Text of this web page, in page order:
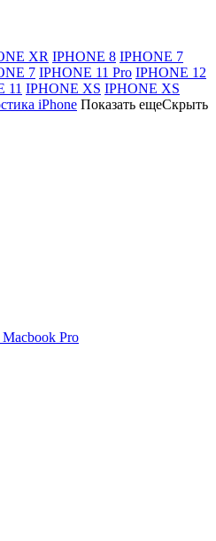
XR IPHONE 8 IPHONE 7
7 IPHONE 11 Pro IPHONE 12
11 IPHONE XS IPHONE XS
iPhone Показать ещеСкрыть
Pro